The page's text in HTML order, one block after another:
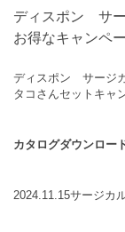
ディスポン サ
お得なキャンペ
ディスポン サージ
タコさんセットキャ
カタログダウンロー
2024.11.15サージカ